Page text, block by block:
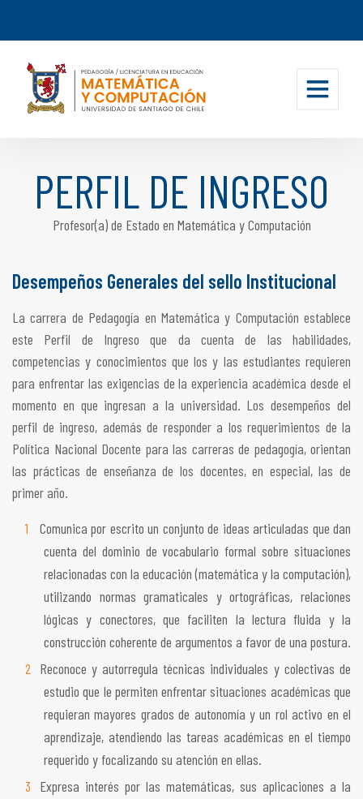
PERFIL DE INGRESO
Profesor(a) de Estado en Matemática y Computación
Desempeños Generales del sello Institucional
La carrera de Pedagogía en Matemática y Computación establece
este Perfil de Ingreso que da cuenta de las habilidades,
competencias y conocimientos que los y las estudiantes requieren
para enfrentar las exigencias de la experiencia académica desde el
momento en que ingresan a la universidad. Los desempeños del
perfil de ingreso, además de responder a los requerimientos de la
Política Nacional Docente para las carreras de pedagogía, orientan
las prácticas de enseñanza de los docentes, en especial, las de
primer año.
Comunica por escrito un conjunto de ideas articuladas que dan
cuenta del dominio de vocabulario formal sobre situaciones
relacionadas con la educación (matemática y la computación),
utilizando normas gramaticales y ortográficas, relaciones
lógicas y conectores, que faciliten la lectura fluida y la
construcción coherente de argumentos a favor de una postura.
Reconoce y autorregula técnicas individuales y colectivas de
estudio que le permiten enfrentar situaciones académicas que
requieran mayores grados de autonomía y un rol activo en el
aprendizaje, atendiendo las tareas académicas en el tiempo
requerido y focalizando su atención en ellas.
Expresa interés por las matemáticas, sus aplicaciones a la